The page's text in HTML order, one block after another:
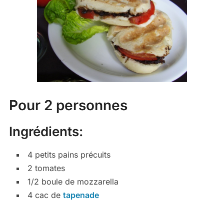
Pour 2 personnes
Ingrédients:
4 petits pains précuits
2 tomates
1/2 boule de mozzarella
4 cac de tapenade